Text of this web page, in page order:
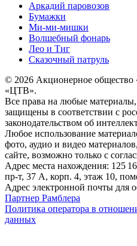
Аркадий паровозов
Бумажки
Ми-ми-мишки
Волшебный фонарь
Лео и Тиг
Сказочный патруль
© 2026 Акционерное
«ЦТВ».
Все права на любые
защищены в соответствии с
законодательством об
Любое использование
фото, аудио и видео
сайте, возможно только с
Адрес места нахождения: 125
пр-т, 37 А, корп. 4, этаж 10,
Адрес электронной почты для
Партнер Рамблера
Политика оператора в
данных